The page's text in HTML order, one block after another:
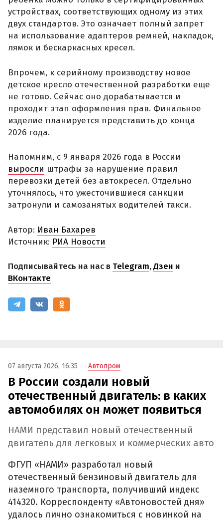
устройствах, соответствующих одному из этих
двух стандартов. Это означает полный запрет
на использование адаптеров ремней, накладок,
лямок и бескаркасных кресел.
Впрочем, к серийному производству новое
детское кресло отечественной разработки еще
не готово. Сейчас оно дорабатывается и
проходит этап оформления прав. Финальное
изделие планируется представить до конца
2026 года.
Напомним, с 9 января 2026 года в России
выросли штрафы за нарушение правил
перевозки детей без автокресел. Отдельно
уточнялось, что ужесточившиеся санкции
затронули и самозанятых водителей такси.
Автор: Иван Бахарев
Источник: РИА Новости
Подписывайтесь на нас в Telegram,Дзен и
ВКонтакте
07 августа 2026, 16:35 Автопром
В России создали новый
отечественный двигатель: в каких
автомобилях он может появиться
НАМИ представил новый отечественный
двигатель для легковых и коммерческих авто
ФГУП «НАМИ» разработал новый
отечественный бензиновый двигатель для
наземного транспорта, получивший индекс
414320. Корреспонденту «Автоновостей дня»
удалось лично ознакомиться с новинкой на